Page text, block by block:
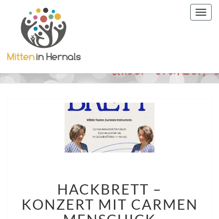
–
KONZERT
MIT
HACKBRETT –
KONZERT MIT CARMEN